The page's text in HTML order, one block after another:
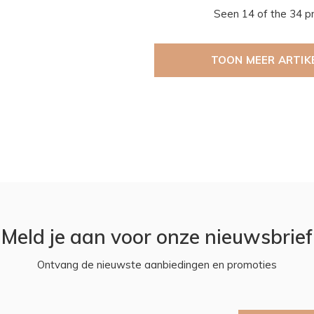
Seen 14 of the 34
TOON MEER
Meld je aan voor onze nieuwsbrief
Ontvang de nieuwste aanbiedingen en promoties